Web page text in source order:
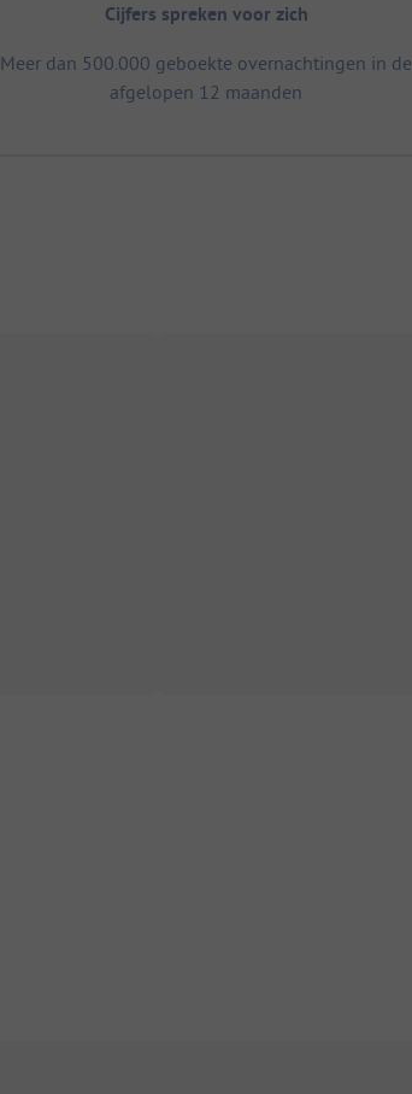
Cijfers spreken voor zich
Meer dan 500.000 geboekte overnachtingen in de
afgelopen 12 maanden